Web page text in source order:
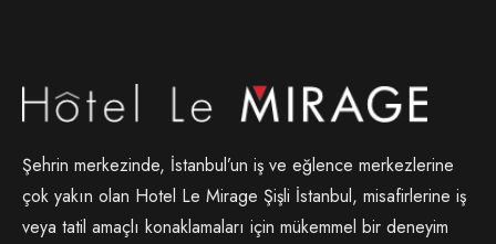
Şehrin merkezinde, İstanbul’un iş ve eğlence merkezlerine
çok yakın olan Hotel Le Mirage Şişli İstanbul, misafirlerine iş
veya tatil amaçlı konaklamaları için mükemmel bir deneyim